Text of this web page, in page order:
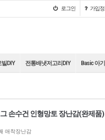
로그인 가입
빌DIY 전통배냇저고리DIY Basic 아
손수건 인형망토 장난감(완제품
애착장난감